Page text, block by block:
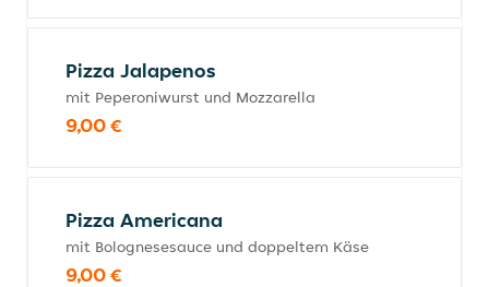
Pizza Jalapenos
mit Peperoniwurst und Mozzarella
9,00 €
Pizza Americana
mit Bolognesesauce und doppeltem Käse
9,00 €